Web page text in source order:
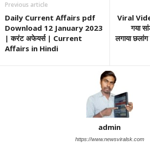
Previous article
Daily Current Affairs pdf
Download 12 January 2023
| करंट अफेयर्स | Current
Affairs in Hindi
Viral
गया
लगाया
admin
https://www.newsviralsk.com